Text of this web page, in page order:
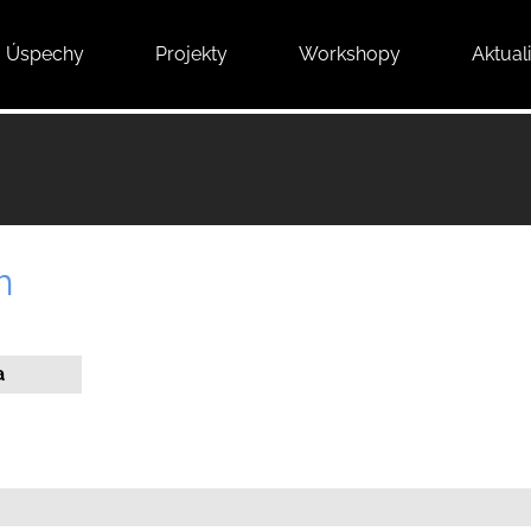
Úspechy Projekty Workshopy